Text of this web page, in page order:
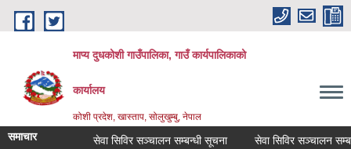
Skip to main content
माप्य दुधकोशी गाउँपालिका, गाउँ कार्यपालिकाको
कार्यालय
कोशी प्रदेश, खास्ताप, सोलुखुम्बु, नेपाल
समाचार सेवा सिविर सञ्चालन सम्बन्धी सूचना सेवा सिविर सञ्चालन